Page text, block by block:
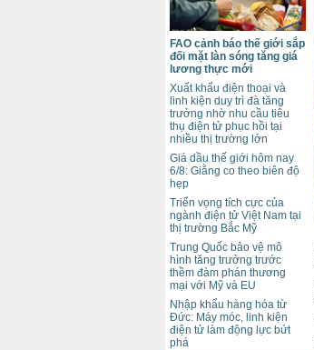
FAO cảnh báo thế giới sắp
đối mặt làn sóng tăng giá
lương thực mới
Xuất khẩu điện thoại và
linh kiện duy trì đà tăng
trưởng nhờ nhu cầu tiêu
thụ điện tử phục hồi tại
nhiều thị trường lớn
Giá dầu thế giới hôm nay
6/8: Giằng co theo biên độ
hẹp
Triển vọng tích cực của
ngành điện tử Việt Nam tại
thị trường Bắc Mỹ
Trung Quốc bảo vệ mô
hình tăng trưởng trước
thềm đàm phán thương
mại với Mỹ và EU
Nhập khẩu hàng hóa từ
Đức: Máy móc, linh kiện
điện tử làm động lực bứt
phá